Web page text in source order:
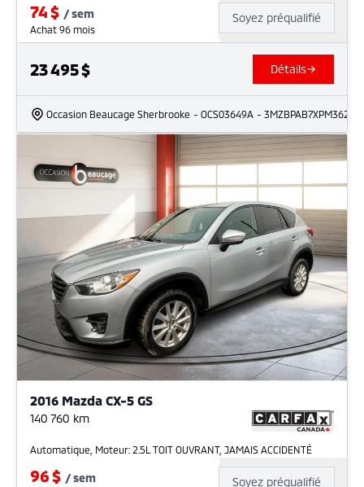
74$ /sem
Achat 96 mois
Soyez préqualifié
23 495$ Détails
Occasion Beaucage Sherbrooke - OCS03649A - 3MZBPAB7XPM362197
2016 Mazda CX-5 GS
140 760 km
Automatique, Moteur: 2.5L TOIT OUVRANT, JAMAIS ACCIDENTÉ
96$ /sem Soyez préqualifié